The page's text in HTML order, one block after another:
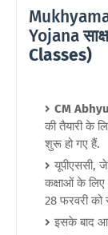
Yojana
Classes)
CM
की तैयारी के
शुरू हो गए हैं.
यूपीएससी,
कक्षाओं के
28 फरवरी
इसके बाद